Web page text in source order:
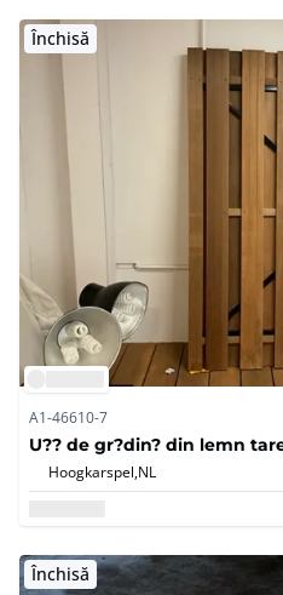
Închisă
A1-46610-7
U?? de gr?din? din lemn
Hoogkarspel,NL
Închisă